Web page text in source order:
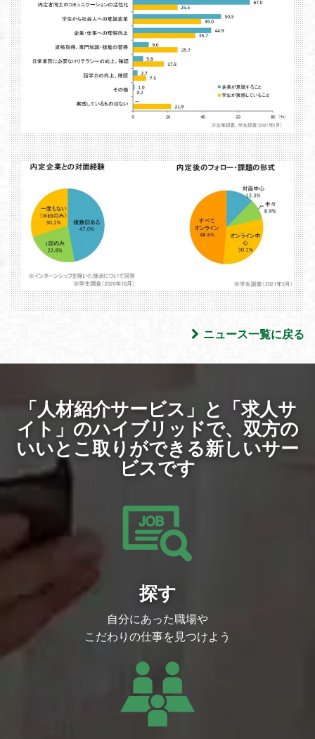
ニュース一覧に戻る
「人材紹介サービス」と「求人サ
イト」のハイブリッドで、双方の
いいとこ取りができる新しいサー
ビスです
探す
自分にあった職場や
こだわりの仕事を見つけよう